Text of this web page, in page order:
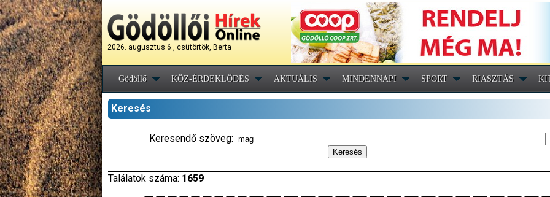
2026. augusztus 6., csütörtök, Berta
Gödöllő KÖZ-ÉRDEKLŐDÉS AKTUÁLIS MINDENNAPI SPORT RIASZTÁS
Keresés
Keresendő szöveg:
Találatok száma: 1659